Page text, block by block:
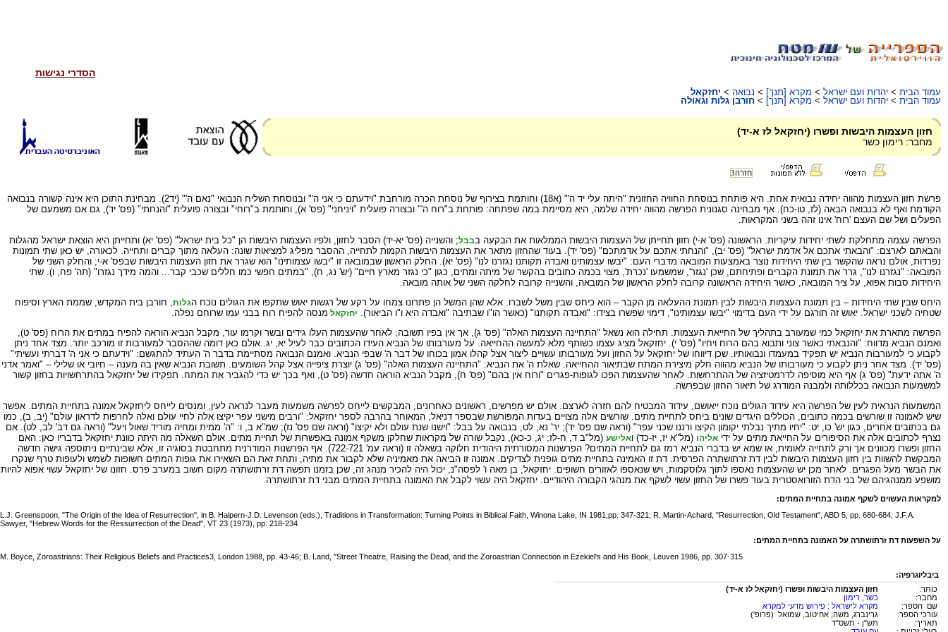
הסדרי נגישות
עמוד הבית > יהדות ועם ישראל > מקרא [תנך] > נבואה > יחזקאל
עמוד הבית > יהדות ועם ישראל > מקרא [תנך] > חורבן גלות וגאולה
חזון העצמות היבשות ופשרו (יחזקאל לז א-יד)
מחבר: רימון כשר
חזרה3
פרשת חזון העצמות מהווה יחידה נבואית אחת. היא פותחת בנוסחת החוויה החזונית "היתה עלי יד ה'" (א18) וחותמת בצירוף של נוסחת הכרה מורחבת "וידעתם כי אני ה'" ובנוסחת השליח הנבואי "נאם ה'" (יד2). מבחינת התוכן היא אינה קשורה בנבואה
הקודמת ואף לא בנבואה הבאה (לז, טו-כח). אף מבחינה סגנונית הפרשה מהווה יחידה שלמה, היא מסיימת במה שפתחה: פותחת ב"רוח ה'" ובצורה פועלית "ויניחני" (פס' א), וחותמת ב"רוחי" ובצורה פועלית "והנחתי" (פס' יד), גם אם משמעם של
הפעלים ושל שם העצם 'רוח' אינו זהה בשני המקראות.
הפרשה עצמה מתחלקת לשתי יחידות עיקריות. הראשונה (פס' א-י) חזון תחייתן של העצמות היבשות הממלאות את הבקעה בבבל; והשנייה (פס' יא-יד) הסבר לחזון, ולפיו העצמות היבשות הן "כל בית ישראל" (פס' יא) ותחייתן היא הוצאת ישראל מהגלות
והבאתם לארצם: "והבאתי אתכם אל אדמת ישראל" (פס' יב), "והנחתי אתכם על אדמתכם" (פס' יד). בעוד שהחזון מתאר את העצמות היבשות הקמות לתחייה, ההסבר מפליג למציאות שונה: העלאה מתוך קברים ותחייה. לכאורה, יש כאן שתי תמונות
נפרדות, אולם נראה שהקשר בין שתי היחידות נוצר באמצעות המובאה מדברי העם: "יבשו עצמותינו ואבדה תקותנו נגזרנו לנו" (פס' יא). החלק הראשון שבמובאה זו "יבשו עצמותינו" הוא שגרר את חזון העצמות היבשות שבפס' א-י; והחלק השני של
המובאה: "נגזרנו לנו", גרר את תמונת הקברים ופתיחתם, שכן 'נגזר', שמשמעו 'נכרת', מצוי בכמה כתובים בהקשר של מיתה ומתים, כגון "כי נגזר מארץ חיים" (יש' נג, ח), "במתים חפשי כמו חללים שכבי קבר... והמה מידך נגזרו" (תה' פח, ו). שתי
היחידות סבות אפוא, על ציר המובאה, כאשר היחידה הראשונה קרובה לחלק הראשון של המובאה, והשנייה קרובה לחלקה השני של אותה מובאה.
היחס שבין שתי היחידות – בין תמונת העצמות היבשות לבין תמונת ההעלאה מן הקבר – הוא כיחס שבין משל לשברו. אלא שהן המשל הן פתרונו צמחו על רקע של רגשות יאוש שתקפו את הגולים נוכח הגלות , חורבן בית המקדש, שממת הארץ וסיפוח
שטחיה לשכני ישראל. יאוש זה תורגם על ידי העם בדימוי "יבשו עצמותינו", דימוי שפשרו בצידו: "ואבדה תקותנו" (כאשר הו"ו שבתיבה "ואבדה היא ו"ו הביאור).
יחזקאל מנסה להפיח רוח בבני עמו שרוחם נפלה.
הפרשה מתארת את יחזקאל כמי שמעורב בתהליך של החייאת העצמות. תחילה הוא נשאל "התחיינה העצמות האלה" (פס' ג), אך אין בפיו תשובה; לאחר שהעצמות העלו גידים ובשר וקרמו עור, מקבל הנביא הוראה להפיח במתים את הרוח (פס' ט),
ואמנם הנביא מדווח: "והנבאתי כאשר צוני ותבוא בהם הרוח ויחיו" (פס' י). יחזקאל מציג עצמו כשותף מלא למעשה ההחייאה. על מעורבותו של הנביא העידו הכתובים כבר לעיל יא, יג. אולם כאן דומה שההסבר למעורבות זו מורכב יותר. מצד אחד ניתן
לקבוע כי למעורבות הנביא יש תפקיד במעמדו ונבואותיו. שכן דיווחו של יחזקאל על החזון ועל מעורבותו עשויים ליצור אצל קהלו אמון בכוחו של דבר ה' שבפי הנביא. ואמנם הנבואה מסתיימת בדבר ה' העתיד להתגשם: "וידעתם כי אני ה' דברתי ועשיתי"
(פס' יד). מצד אחר ניתן לקבוע כי מעורבותו של הנביא מהווה חלק מיצירת המתח שבתיאור ההחייאה. שאלת ה' את הנביא: "התחיינה העצמות האלה" (פס' ג) יוצרת ציפייה אצל קהל השומעים. תשובת הנביא שאין בה מענה – חיובי או שלילי – "ואמר אדני
ה' אתה ידעת" (פס' ג) אף היא מוסיפה לדרמטיזציה של ההתרחשות. לאחר שהעצמות הפכו לגופות-פגרים "ורוח אין בהם" (פס' ח), מקבל הנביא הוראה חדשה (פס' ט), ואף בכך יש כדי להגביר את המתח. תפקידו של יחזקאל בהתרחשויות בחזון קשור
למשמעות הנבואה בכללותה ולמבנה המודרג של תיאור החזון שבפרשה.
המשמעות הנראית לעין של הפרשה היא עידוד הגולים נוכח ייאושם, עידוד המבטיח להם חזרה לארצם. אולם יש מפרשים, ראשונים כאחרונים, המבקשים לייחס לפרשה משמעות מעבר לנראה לעין, ומנסים לייחס ליחזקאל אמונה בתחיית המתים. אפשר
שיש לאמונה זו שורשים בכמה כתובים, הכוללים היגדים שונים ביחס לתחיית מתים. שורשים אלה מצויים בעדות המפורשת שבספר דניאל, המאוחר בהרבה לספר יחזקאל: "ורבים מישני עפר יקיצו אלה לחיי עולם ואלה לחרפות לדראון עולם" (יב, ב), כמו
גם בכתובים אחרים, כגון יש' כו, יט: "יחיו מתיך נבלתי יקומון הקיצו ורננו שכני עפר" (וראה שם פס' יד); יר' נא, לט, בנבואה על בבל: "וישנו שנת עולם ולא יקיצו" (וראה שם פס' נז); שמ"א ב, ו: "ה' ממית ומחיה מוריד שאול ויעל" (וראה גם דב' לב, לט). אם
נצרף לכתובים אלה את הסיפורים על החייאת מתים על ידי אליהו (מל"א יז, יז-כד) ואלישע (מל"ב ד, ח-לז; יג, כ-כא), נקבל שורה של מקראות שחלקן משקף אמונה באפשרות של תחיית מתים. אולם השאלה מה היתה כוונת יחזקאל בדבריו כאן: האם
החזון ופשרו מכוונים אך ורק לתחייה לאומית, או שמא יש בדברי הנביא רמז גם לתחיית המתים? הפרשנות המסורתית היהודית חלוקה בשאלה זו (וראה עמ' 722-721). אף הפרשנות המודרנית מתחבטת בסוגיה זו, אלא שבינתיים ניתוספה גישה חדשה
המבקשת להשוות בין חזון העצמות היבשות לבין דת זרתושתרה הפרסית. דת זו האמינה בתחיית מתים גופנית לצדיקים. אמונה זו הביאה את מאמיניה שלא לקבור את מתיה, ותחת זאת הם השאירו את גופות המתים חשופות לשמש ולעופות טרף שנקרו
את הבשר מעל הפגרים. לאחר מכן יש שהעצמות נאספו לתוך גלוסקמות, ויש שנאספו לאזורים חשופים. יחזקאל, בן מאה ו' לפסה"נ, יכול היה להכיר מנהג זה, שכן בזמנו תפשה דת זרתושתרה מקום חשוב במערב פרס. חזונו של יחזקאל עשוי אפוא להיות
מושפע ממנהגיהם של בני הדת הזורואסטרית בעוד פשרו של החזון עשוי לשקף את מנהגי הקבורה היהודיים. יחזקאל היה עשוי לקבל את האמונה בתחיית המתים מבני דת זרתושתרה.
למקראות העשוים לשקף אמונה בתחיית המתים:
L.J. Greenspoon, "The Origin of the Idea of Resurrection", in B. Halpern-J.D. Levenson (eds.), Traditions in Transformation: Turning Points in Biblical Faith, Winona Lake, IN 1981,pp. 347-321; R. Martin-Achard, "Resurrection, Old Testament", ABD 5, pp. 680-684; J.F.A.
Sawyer, "Hebrew Words for the Ressurrection of the Dead", VT 23 (1973), pp. 218-234
על השפעות דת זרתושתרה על האמונה בתחיית המתים:
M. Boyce, Zoroastrians: Their Religious Beliefs and Practices3, London 1988, pp. 43-46; B. Land, "Street Theatre, Raising the Dead, and the Zoroastrian Connection in Ezekiel's and His Book, Leuven 1986, pp. 307-315
ביבליוגרפיה:
כותר:
חזון העצמות היבשות ופשרו (יחזקאל לז א-יד)
מחבר:
כשר, רימון
שם הספר:
מקרא לישראל : פירוש מדעי למקרא
עורכי הספר:
גרינברג, משה; אחיטוב, שמואל (פרופ')
תאריך:
תש"ן - תשס"ד